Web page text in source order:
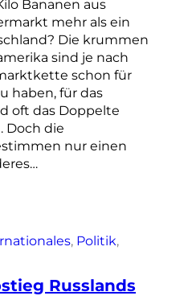
Bananen aus
mehr als ein
Die krummen
sind je nach
schon für
haben, für das
oft das Doppelte
Doch die
nur einen
, Politik
Russlands